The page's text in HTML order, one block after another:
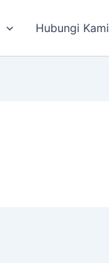
Hubungi Kami